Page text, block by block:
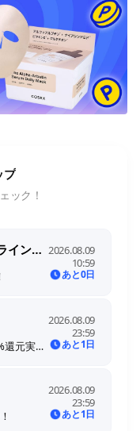
プ
ック！
スターバックス公式オンラインストア 2026.08.09
10:59
あと0日
【期間限定】LINEポイント4%還元実施中！※期間中に還元率を変更する場合があります
2026.08.09
23:59
あと1日
2026.08.09
23:59
あと1日